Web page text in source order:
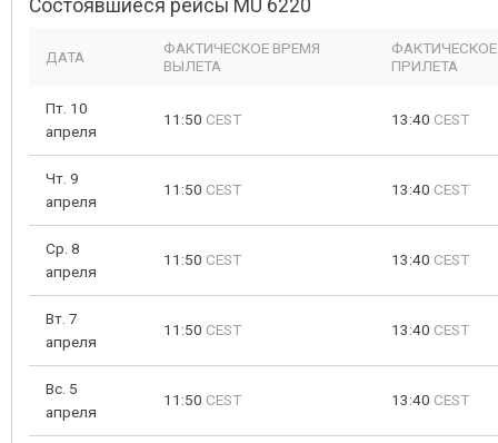
Состоявшиеся рейсы MU 6220
ДАТА
ФАКТИЧЕСКОЕ ВРЕМЯ
ВЫЛЕТА
ПРИЛЕТА
Пт. 10
апреля
11:50 CEST 13:40 CEST
Чт. 9
апреля
11:50 CEST 13:40 CEST
Ср. 8
апреля
11:50 CEST 13:40 CEST
Вт. 7
апреля
11:50 CEST 13:40 CEST
Вс. 5
апреля
11:50 CEST 13:40 CEST